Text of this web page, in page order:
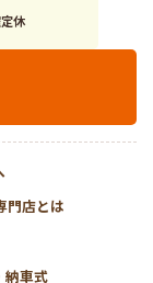
休
門店とは
納車式